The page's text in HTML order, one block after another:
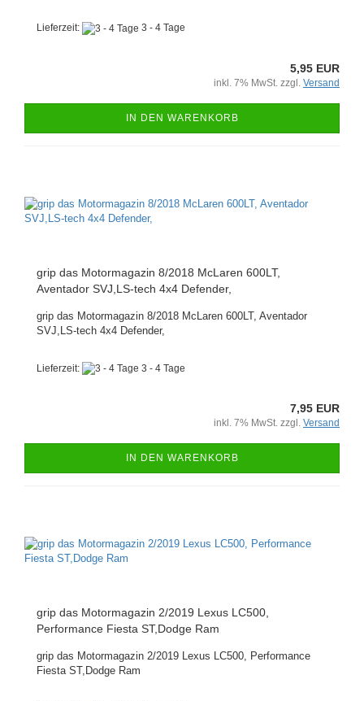
Lieferzeit: 3 - 4 Tage
5,95 EUR
inkl. 7% MwSt. zzgl. Versand
IN DEN WARENKORB
grip das Motormagazin 8/2018 McLaren 600LT,
Aventador SVJ,LS-tech 4x4 Defender,
grip das Motormagazin 8/2018 McLaren 600LT, Aventador
SVJ,LS-tech 4x4 Defender,
Lieferzeit: 3 - 4 Tage
7,95 EUR
inkl. 7% MwSt. zzgl. Versand
IN DEN WARENKORB
grip das Motormagazin 2/2019 Lexus LC500,
Performance Fiesta ST,Dodge Ram
grip das Motormagazin 2/2019 Lexus LC500, Performance
Fiesta ST,Dodge Ram